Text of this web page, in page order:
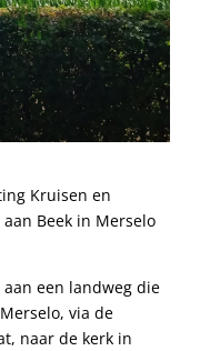
Kruisen en
Beek in Merselo
een landweg die
via de
naar de kerk in